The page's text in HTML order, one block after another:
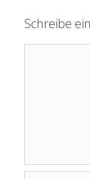
Schreibe